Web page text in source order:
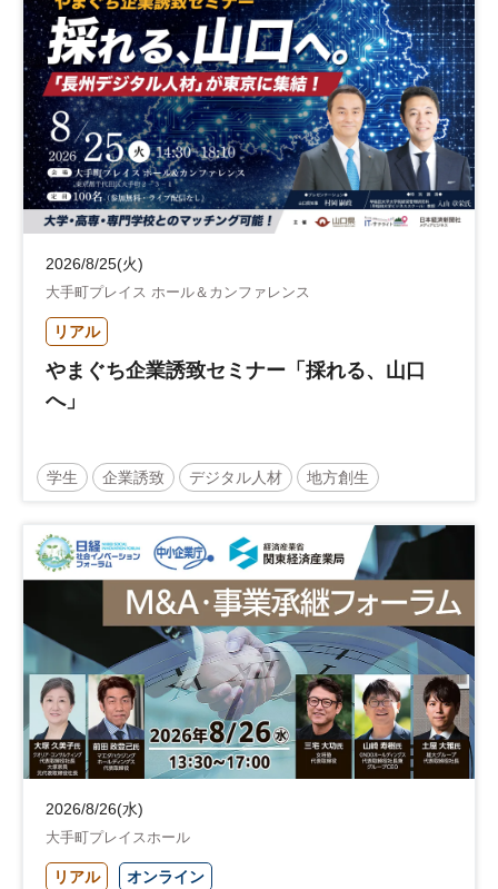
2026/8/25(火)
大手町プレイス ホール＆カンファレンス
リアル
やまぐち企業誘致セミナー「採れる、山口
へ」
学生 企業誘致 デジタル人材 地方創生
地域活性化 自治体
2026/8/26(水)
大手町プレイスホール
リアル オンライン